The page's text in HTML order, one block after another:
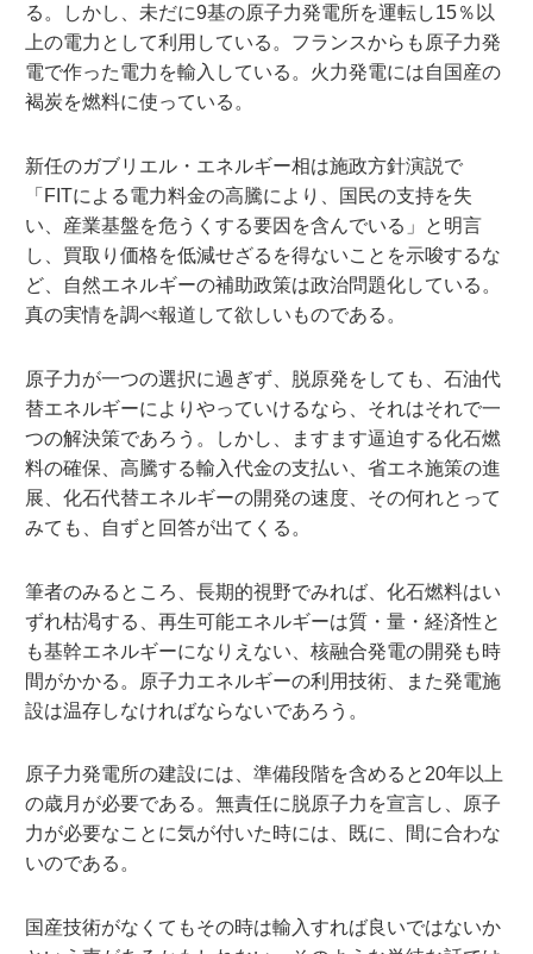
る。しかし、未だに9基の原子力発電所を運転し15％以
上の電力として利用している。フランスからも原子力発
電で作った電力を輸入している。火力発電には自国産の
褐炭を燃料に使っている。
新任のガブリエル・エネルギー相は施政方針演説で
「FITによる電力料金の高騰により、国民の支持を失
い、産業基盤を危うくする要因を含んでいる」と明言
し、買取り価格を低減せざるを得ないことを示唆するな
ど、自然エネルギーの補助政策は政治問題化している。
真の実情を調べ報道して欲しいものである。
原子力が一つの選択に過ぎず、脱原発をしても、石油代
替エネルギーによりやっていけるなら、それはそれで一
つの解決策であろう。しかし、ますます逼迫する化石燃
料の確保、高騰する輸入代金の支払い、省エネ施策の進
展、化石代替エネルギーの開発の速度、その何れとって
みても、自ずと回答が出てくる。
筆者のみるところ、長期的視野でみれば、化石燃料はい
ずれ枯渇する、再生可能エネルギーは質・量・経済性と
も基幹エネルギーになりえない、核融合発電の開発も時
間がかかる。原子力エネルギーの利用技術、また発電施
設は温存しなければならないであろう。
原子力発電所の建設には、準備段階を含めると20年以上
の歳月が必要である。無責任に脱原子力を宣言し、原子
力が必要なことに気が付いた時には、既に、間に合わな
いのである。
国産技術がなくてもその時は輸入すれば良いではないか